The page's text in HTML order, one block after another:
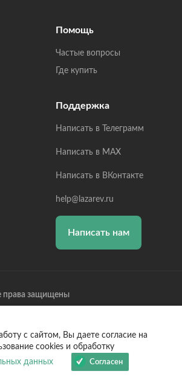
Помощь
Частые вопросы
Где купить
Поддержка
Написать в Телеграмм
Написать в MAX
Написать в ВКонтакте
help@lazarev.ru
Написать нам
права защищены
БИК: 044525593, К/С:
с сайтом, Вы даете согласие на
cookies и обработку
данных
Согласен